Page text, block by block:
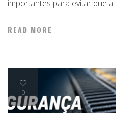
importantes para evitar que a
READ MORE
0